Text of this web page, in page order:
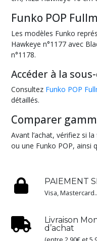
Funko POP
Les modèles Funko
Hawkeye n°1177 avec
n°1178.
Accéder à la
Consultez Funko POP
détaillés.
Comparer
Avant l’achat, vérifiez si
ou une Funko POP, ainsi
PAIEMENT
Visa,
Livraison
d’achat